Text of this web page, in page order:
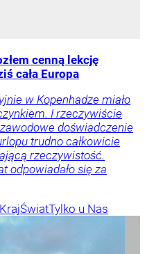
cenną lekcję
cała Europa
w Kopenhadze miało
I rzeczywiście
doświadczenie
trudno całkowicie
rzeczywistość.
odpowiadało się za
KrajŚwiatTylko u Nas